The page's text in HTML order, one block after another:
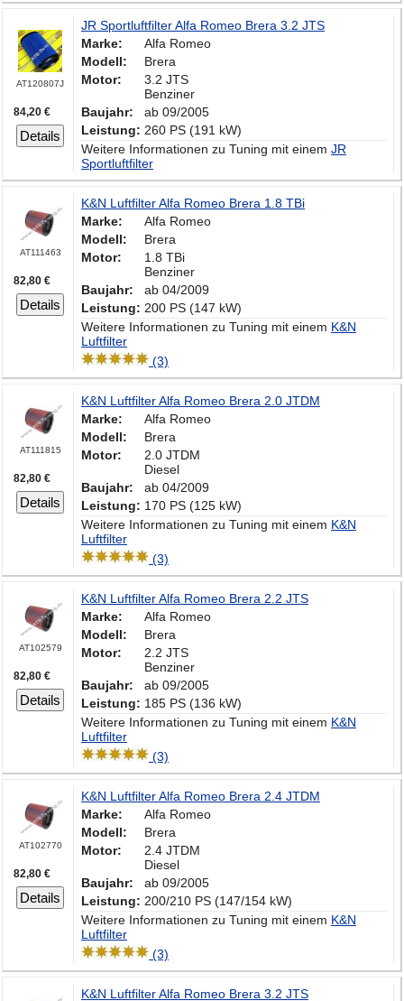
AT120807J
84,20 €
Details
JR Sportluftfilter Alfa Romeo Brera 3.2 JTS
Marke:
Alfa Romeo
Modell:
Brera
Motor:
3.2 JTS
Benziner
Baujahr:
ab 09/2005
Leistung: 260 PS (191 kW)
Weitere Informationen zu Tuning mit einem JR
Sportluftfilter
AT111463
82,80 €
Details
K&N Luftfilter Alfa Romeo Brera 1.8 TBi
Marke:
Alfa Romeo
Modell:
Brera
Motor:
1.8 TBi
Benziner
Baujahr:
ab 04/2009
Leistung: 200 PS (147 kW)
Weitere Informationen zu Tuning mit einem K&N
Luftfilter
(3)
AT111815
82,80 €
Details
K&N Luftfilter Alfa Romeo Brera 2.0 JTDM
Marke:
Alfa Romeo
Modell:
Brera
Motor:
2.0 JTDM
Diesel
Baujahr:
ab 04/2009
Leistung: 170 PS (125 kW)
Weitere Informationen zu Tuning mit einem K&N
Luftfilter
(3)
AT102579
82,80 €
Details
K&N Luftfilter Alfa Romeo Brera 2.2 JTS
Marke:
Alfa Romeo
Modell:
Brera
Motor:
2.2 JTS
Benziner
Baujahr:
ab 09/2005
Leistung: 185 PS (136 kW)
Weitere Informationen zu Tuning mit einem K&N
Luftfilter
(3)
AT102770
82,80 €
Details
K&N Luftfilter Alfa Romeo Brera 2.4 JTDM
Marke:
Alfa Romeo
Modell:
Brera
Motor:
2.4 JTDM
Diesel
Baujahr:
ab 09/2005
Leistung: 200/210 PS (147/154 kW)
Weitere Informationen zu Tuning mit einem K&N
Luftfilter
(3)
K&N Luftfilter Alfa Romeo Brera 3.2 JTS